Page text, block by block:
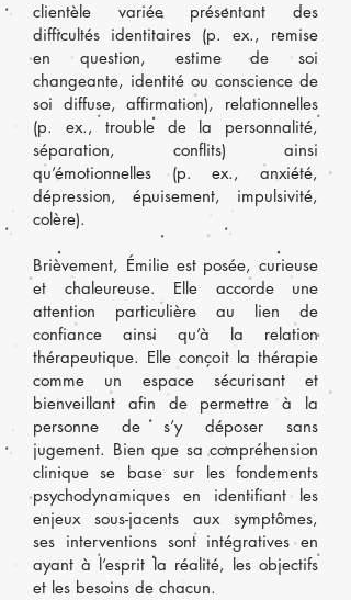
clientèle variée présentant des
difficultés identitaires (p. ex., remise
en question, estime de soi
changeante, identité ou conscience de
soi diffuse, affirmation), relationnelles
(p. ex., trouble de la personnalité,
séparation, conflits) ainsi
qu’émotionnelles (p. ex., anxiété,
dépression, épuisement, impulsivité,
colère).
Brièvement, Émilie est posée, curieuse
et chaleureuse. Elle accorde une
attention particulière au lien de
confiance ainsi qu’à la relation
thérapeutique. Elle conçoit la thérapie
comme un espace sécurisant et
bienveillant afin de permettre à la
personne de s’y déposer sans
jugement. Bien que sa compréhension
clinique se base sur les fondements
psychodynamiques en identifiant les
enjeux sous-jacents aux symptômes,
ses interventions sont intégratives en
ayant à l’esprit la réalité, les objectifs
et les besoins de chacun.